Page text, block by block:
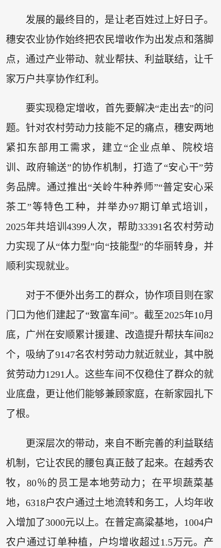
发展的最终目的，是让老百姓过上好日子。
穗安农业协作始终把农民增收作为出发点和落脚
点，通过产业带动、就业帮扶、利益联结，让千
家万户共享协作红利。
要实现稳定增收，首先要解决“走出去”的问
题。针对农村劳动力技能不足的痛点，穗安两地
紧扣东部用工需求，建立“企业点单、院校培
训、政府输送”的协作机制，打造了“安心干”劳
务品牌。通过推出“关岭牛种养师”“普定安心采
茶工”等特色工种，并举办97期订单式培训，
2025年共培训4399人次，帮助33391名农村劳动
力实现了从“体力型”向“技能型”的华丽转身，并
顺利实现就业。
对于不便外出务工的群众，协作项目则在家
门口为他们建起了“致富车间”。截至2025年10月
底，广州在安顺累计援建、改造提升帮扶车间82
个，吸纳了9147名农村劳动力就近就业，其中脱
贫劳动力1291人。这些车间不仅稳住了群众的就
业底盘，更让他们能够兼顾家庭，在新家园扎下
了根。
更深层次的带动，来自不断完善的利益联结
机制，它让农民的腰包真正鼓了起来。在越秀农
牧，80％的员工是本地劳动力；在平坝蔬菜基
地，6318户农户通过土地流转和务工，人均年收
入增加了3000元以上。在普定高粱基地，1004户
农户通过订单种植，户均增收超过1.5万元。产